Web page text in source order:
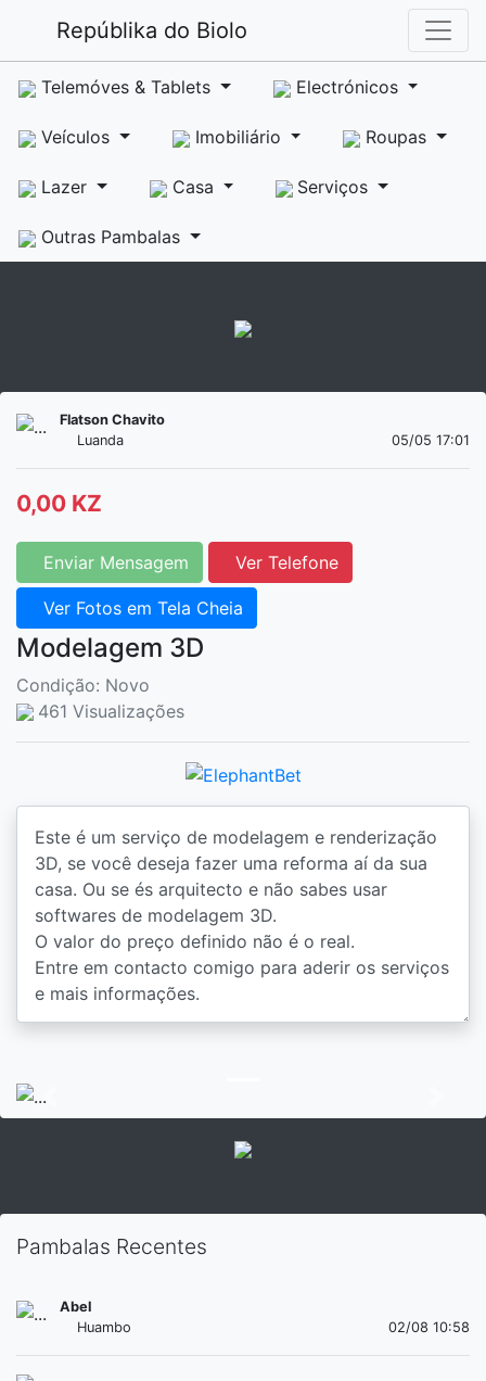
Repúblika do Biolo
Telemóves & Tablets Electrónicos
Veículos Imobiliário Roupas
Lazer Casa Serviços
Outras Pambalas
Flatson Chavito
Luanda
05/05 17:01
0,00 KZ
Enviar Mensagem Ver Telefone
Ver Fotos em Tela Cheia
Modelagem 3D
Condição: Novo
461 Visualizações
Pambalas Recentes
Abel
Huambo
02/08 10:58